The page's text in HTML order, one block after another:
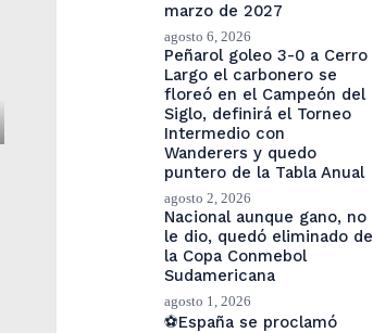
marzo de 2027
agosto 6, 2026
Peñarol goleo 3-0 a Cerro
Largo el carbonero se
floreó en el Campeón del
Siglo, definirá el Torneo
Intermedio con
Wanderers y quedo
puntero de la Tabla Anual
agosto 2, 2026
Nacional aunque gano, no
le dio, quedó eliminado de
la Copa Conmebol
Sudamericana
agosto 1, 2026
⚽España se proclamó